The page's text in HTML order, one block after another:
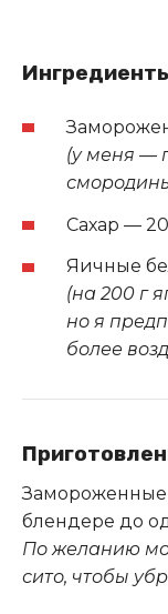
(у меня —
Сахар —
Яичные
(на 200 г
но я
более
Замороженные
блендере до
По желанию
сито, чтобы